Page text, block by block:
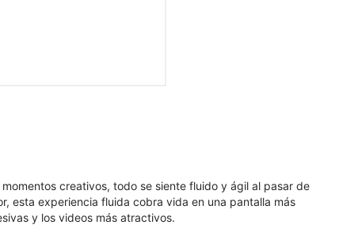
creativos, todo se siente fluido y ágil al pasar de
esta experiencia fluida cobra vida en una pantalla más
y los videos más atractivos.